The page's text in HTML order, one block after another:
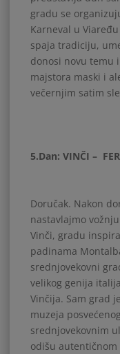
gradu se
Karneval u
spaja tradiciju,
donosi novu temu
majstora maski i
večernjim satim
5.Dan: VINČI –
Doručak. Nakon
nastavlajmo
Vinči, gradu
padinama
srednjovekovni
velikog genija
Vinčija. Sam grad
muzeja
srednjovekovnim
odišu